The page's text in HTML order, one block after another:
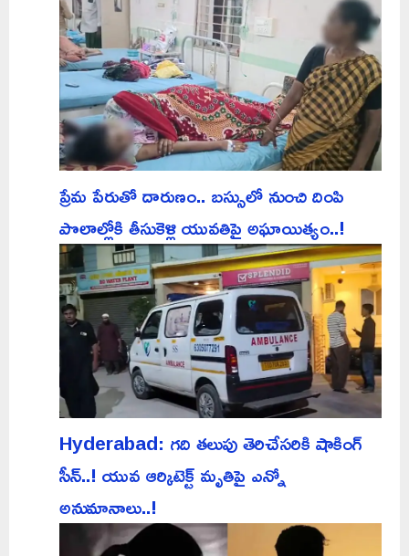
ప్రేమ పేరుతో దారుణం.. బస్సులో నుంచి దింపి
పొలాల్లోకి తీసుకెళ్లి యువతిపై అఘాయిత్యం..!
Hyderabad: గది తలుపు తెరిచేసరికి షాకింగ్
సీన్..! యువ ఆర్కిటెక్ట్ మృతిపై ఎన్నో
అనుమానాలు..!